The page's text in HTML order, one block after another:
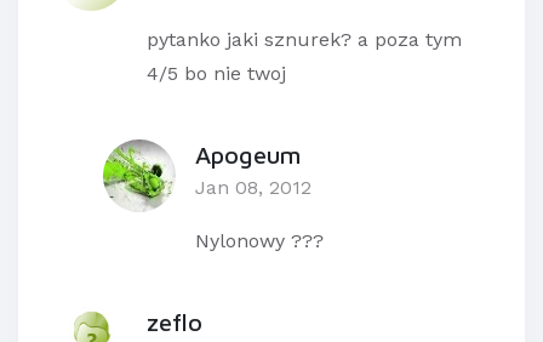
pytanko jaki sznurek? a poza tym
4/5 bo nie twoj
Apogeum
Jan 08, 2012
Nylonowy ???
zeflo